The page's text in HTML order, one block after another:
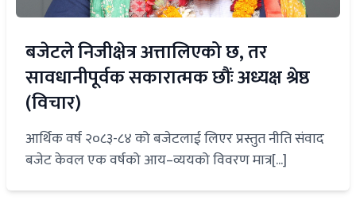
बजेटले निजीक्षेत्र अत्तालिएको छ, तर
सावधानीपूर्वक सकारात्मक छौंः अध्यक्ष श्रेष्ठ
(विचार)
आर्थिक वर्ष २०८३-८४ को बजेटलाई लिएर प्रस्तुत नीति संवाद
बजेट केवल एक वर्षको आय–व्ययको विवरण मात्र[...]